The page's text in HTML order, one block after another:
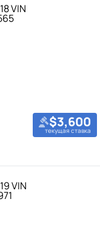
$3,600
текущая ставка